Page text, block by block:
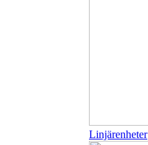
Linjärenheter